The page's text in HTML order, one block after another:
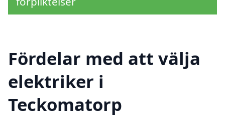
Fördelar med att välja
elektriker i
Teckomatorp